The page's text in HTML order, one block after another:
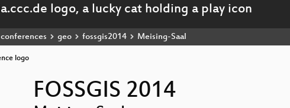
conferences geo fossgis2014 Meising-Saal
FOSSGIS 2014